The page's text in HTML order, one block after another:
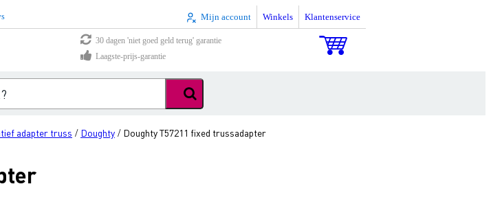
Mijn account Winkels Klantenservice
30 dagen 'niet goed geld terug' garantie
Laagste-prijs-garantie
adapter truss / Doughty / Doughty T57211 fixed trussadapter